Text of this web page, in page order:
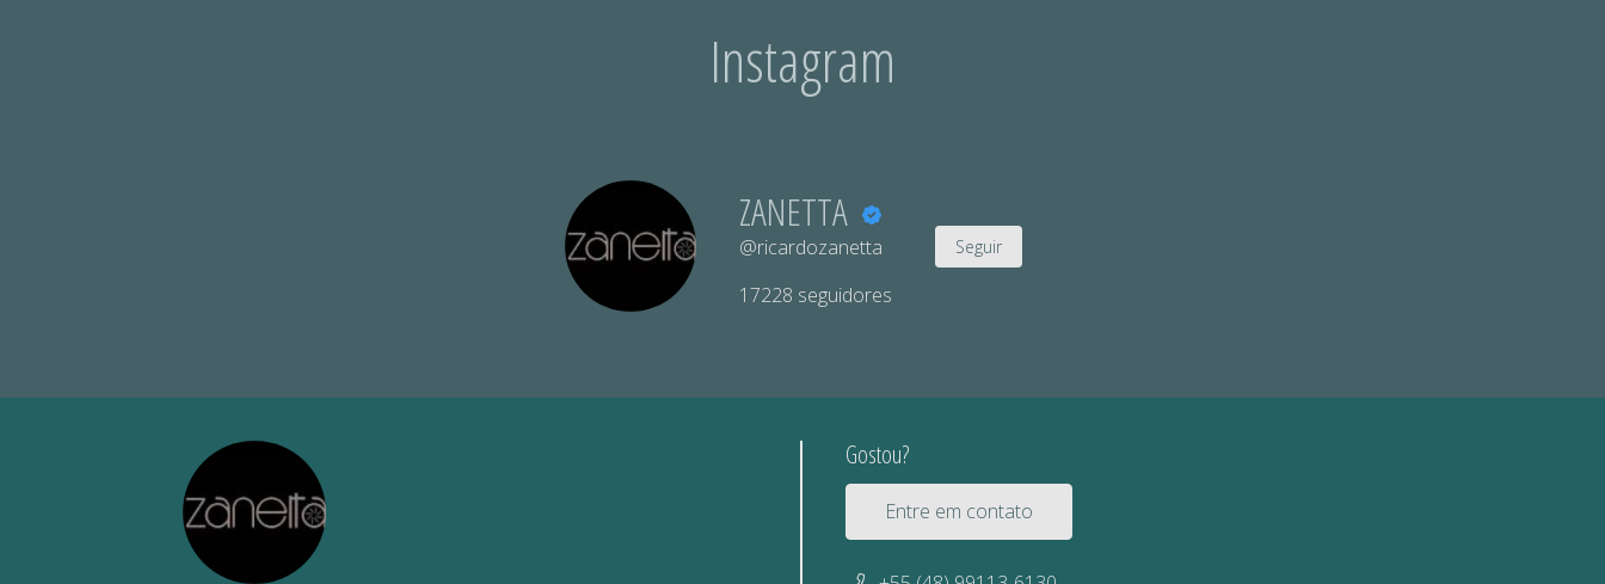
Instagram
ZANETTA
@ricardozanetta
17228 seguidores
Seguir
Gostou?
Entre em contato